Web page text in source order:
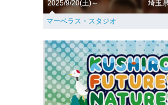
2025/9/20(土)～ 埼玉
マーベラス・スタジオ